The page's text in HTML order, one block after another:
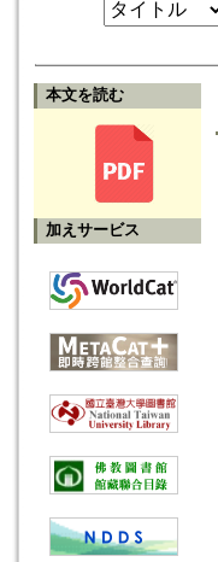
本文を読む
加えサービス